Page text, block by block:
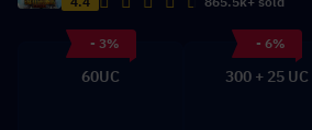
- 3%
60UC
- 6%
300 + 25 UC